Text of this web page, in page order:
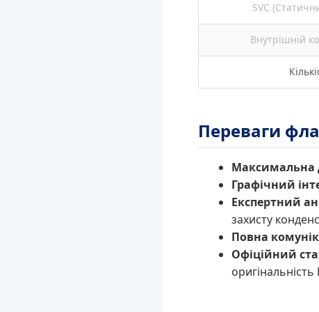
SVC
Внутрішній
Переваги
Максимальна
Графічний
Експертний
захисту
Повна
Офіційний
оригінальність